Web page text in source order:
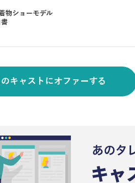
物ショーモデル
のキャストにオファーする